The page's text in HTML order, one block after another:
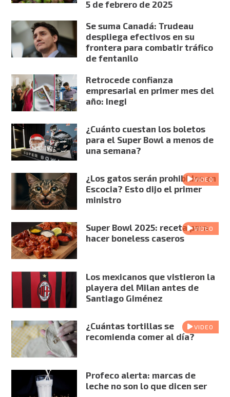
5 de febrero de 2025
Se suma Canadá: Trudeau
despliega efectivos en su
frontera para combatir tráfico
de fentanilo
Retrocede confianza
empresarial en primer mes del
año: Inegi
¿Cuánto cuestan los boletos
para el Super Bowl a menos de
una semana?
VIDEO
¿Los gatos serán prohibidos en
Escocia? Esto dijo el primer
ministro
VIDEO
Super Bowl 2025: receta para
hacer boneless caseros
Los mexicanos que vistieron la
playera del Milan antes de
Santiago Giménez
VIDEO
¿Cuántas tortillas se
recomienda comer al día?
Profeco alerta: marcas de
leche no son lo que dicen ser